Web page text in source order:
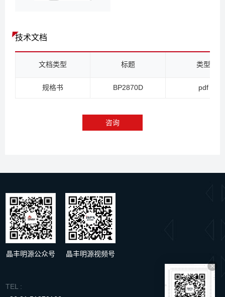
技术文档
文档类型 标题 类型
规格书 BP2870D pdf
咨询
晶丰明源公众号 晶丰明源视频号
TEL :